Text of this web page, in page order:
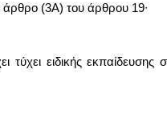
(3Α) του άρθρου 19∙
τύχει ειδικής